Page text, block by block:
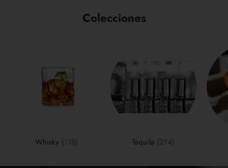
Colecciones
Whisky (118) Tequila (214)